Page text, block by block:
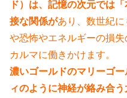
ド）は、記憶の次元では「
接な関係があり、数世紀に
や恐怖やエネルギーの損
カルマに働きかけます。
濃いゴールドのマリーゴ
ィのように神経が絡み合う